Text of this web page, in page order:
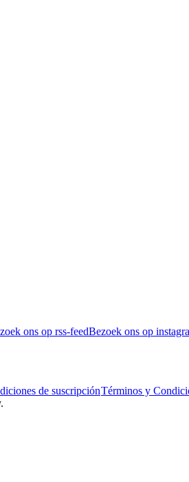
ons op rss-feedBezoek ons op
de suscripciónTérminos y